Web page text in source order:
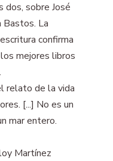
dos, sobre José
Bastos. La
confirma
mejores libros
relato de la vida
[...] No es un
mar entero.
Martínez